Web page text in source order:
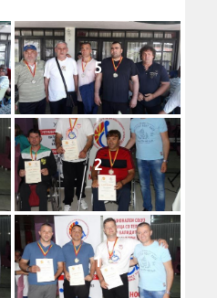
5
2
1